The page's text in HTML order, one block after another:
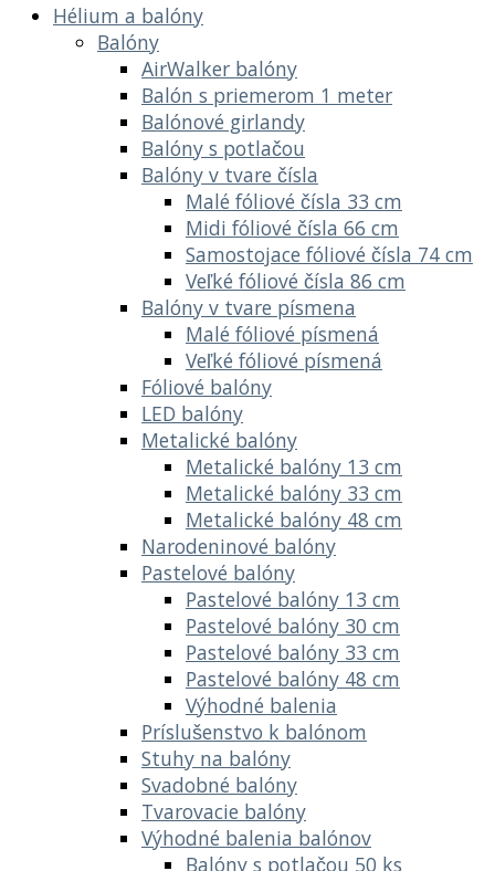
Hélium a balóny
Balóny
AirWalker balóny
Balón s priemerom 1 meter
Balónové girlandy
Balóny s potlačou
Balóny v tvare čísla
Malé fóliové čísla 33 cm
Midi fóliové čísla 66 cm
Samostojace fóliové čísla 74 cm
Veľké fóliové čísla 86 cm
Balóny v tvare písmena
Malé fóliové písmená
Veľké fóliové písmená
Fóliové balóny
LED balóny
Metalické balóny
Metalické balóny 13 cm
Metalické balóny 33 cm
Metalické balóny 48 cm
Narodeninové balóny
Pastelové balóny
Pastelové balóny 13 cm
Pastelové balóny 30 cm
Pastelové balóny 33 cm
Pastelové balóny 48 cm
Výhodné balenia
Príslušenstvo k balónom
Stuhy na balóny
Svadobné balóny
Tvarovacie balóny
Výhodné balenia balónov
Balóny s potlačou 50 ks